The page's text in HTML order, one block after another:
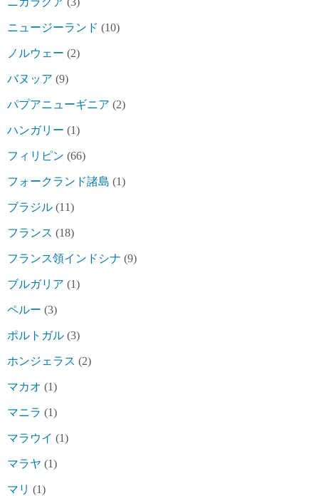
ニュージーランド (10)
ノルウェー (2)
バヌッア (9)
パプアニューギニア (2)
ハンガリー (1)
フィリピン (66)
フォークランド諸島 (1)
ブラジル (11)
フランス (18)
フランス領インドシナ (9)
ブルガリア (1)
ペルー (3)
ポルトガル (3)
ホンジェラス (2)
マカオ (1)
マニラ (1)
マラウイ (1)
マラヤ (1)
マリ (1)